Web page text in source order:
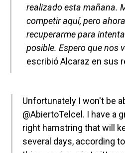
realizado esta mañana.
competir aquí, pero
recuperarme para
posible. Espero que nos
escribió Alcaraz en sus
Unfortunately I won't be
@AbiertoTelcel . I have a
right hamstring that will
several days, according